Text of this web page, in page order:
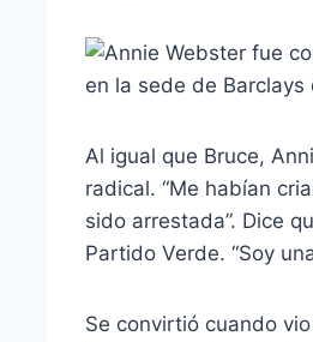
Al igual que Bruce,
radical. “Me habían
sido arrestada”. Dice
Partido Verde. “Soy
Se convirtió cuando